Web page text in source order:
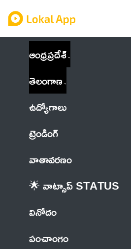
ఆంధ్రప్రదేశ్
తెలంగాణ
ఉద్యోగాలు
ట్రెండింగ్
వాతావరణం
🌟 వాట్సాప్ STATUS
వినోదం
పంచాంగం